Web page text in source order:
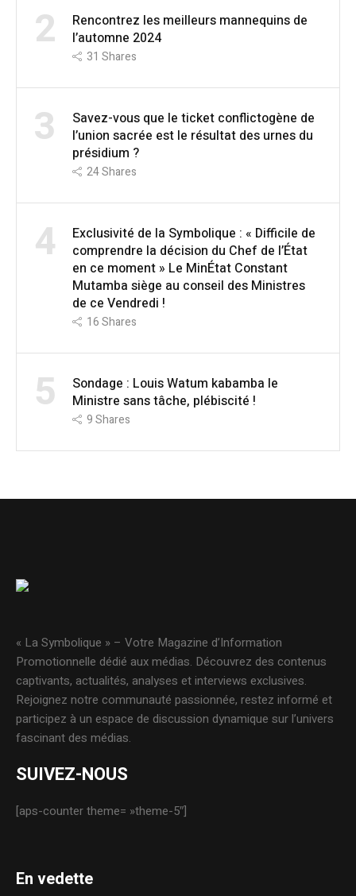
2
Rencontrez les meilleurs mannequins de
l’automne 2024
31 Shares
3
Savez-vous que le ticket conflictogène de
l’union sacrée est le résultat des urnes du
présidium ?
24Shares
4
Exclusivité de la Symbolique : « Difficile de
comprendre la décision du Chef de l’État
en ce moment » Le MinÉtat Constant
Mutamba siège au conseil des Ministres
de ce Vendredi !
16Shares
5
Sondage : Louis Watum kabamba le
Ministre sans tâche, plébiscité !
9Shares
« La Symbolique » – Votre Magazine d’Information
Promotionnelle dédié aux médias. Découvrez des contenus
captivants, actualités, analyses et interviews exclusives.
Rejoignez notre communauté passionnée, restez informé et
participez à un espace de discussion dynamique sur l’univers
fascinant des médias.
SUIVEZ-NOUS
[aps-counter theme= »theme-5″]
En vedette